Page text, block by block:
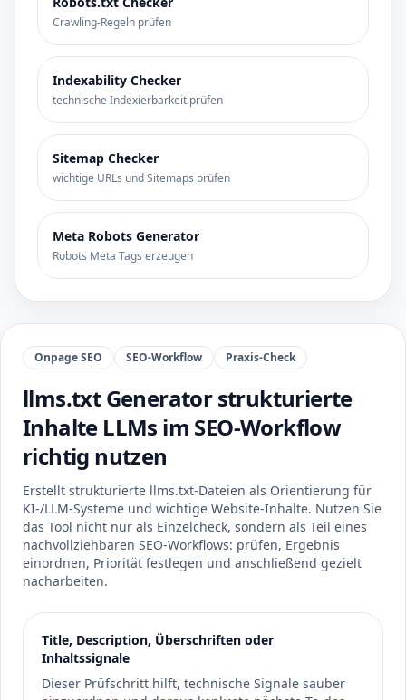
Crawling-Regeln prüfen
Indexability Checker
technische Indexierbarkeit prüfen
Sitemap Checker
wichtige URLs und Sitemaps prüfen
Meta Robots Generator
Robots Meta Tags erzeugen
Onpage SEO SEO-Workflow Praxis-Check
llms.txt Generator strukturierte
Inhalte LLMs im SEO-Workflow
richtig nutzen
Erstellt strukturierte llms.txt-Dateien als Orientierung für
KI-/LLM-Systeme und wichtige Website-Inhalte. Nutzen Sie
das Tool nicht nur als Einzelcheck, sondern als Teil eines
nachvollziehbaren SEO-Workflows: prüfen, Ergebnis
einordnen, Priorität festlegen und anschließend gezielt
nacharbeiten.
Title, Description, Überschriften oder
Inhaltssignale
Dieser Prüfschritt hilft, technische Signale sauber